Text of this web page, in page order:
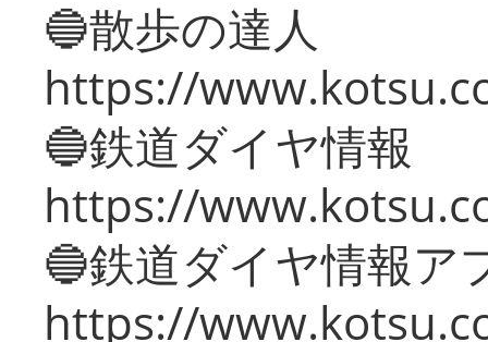
🔵散歩の達人
https://
🔵鉄道ダイヤ情報
https://
🔵鉄道ダイヤ情報ア
https://